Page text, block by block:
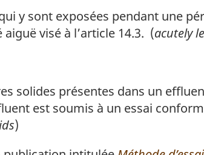
y sont exposées pendant une
visé à l’article 14.3. (acutely
solides présentes dans un
est soumis à un essai
)